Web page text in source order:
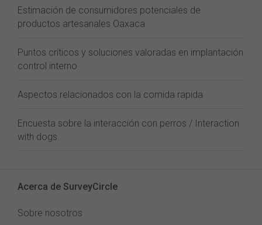
Estimación de consumidores potenciales de
productos artesanales Oaxaca
Puntos críticos y soluciones valoradas en implantación
control interno
Aspectos relacionados con la comida rapida
Encuesta sobre la interacción con perros / Interaction
with dogs
Acerca de SurveyCircle
Sobre nosotros